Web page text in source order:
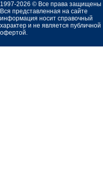
1997-2026 © Все права защищены
Вся представленная на сайте
информация носит справочный
характер и не является публичной
офертой.